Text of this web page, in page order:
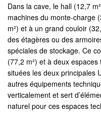
Dans la cave, le hall (12,7
machines du monte-charge
m²) et à un grand couloir
des étagères ou des
spéciales de stockage. Ce
(77,2 m²) et à deux
situées les deux principales
autres équipements
verticalement et sert
naturel pour ces espaces